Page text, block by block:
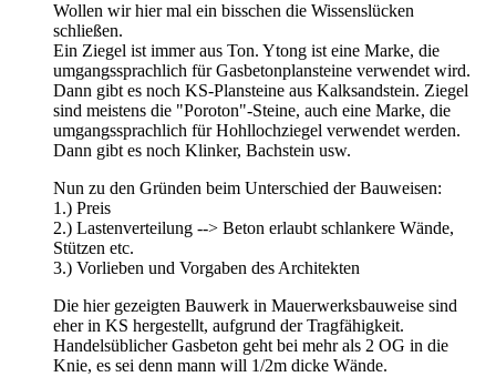
Wollen wir hier mal ein bisschen die Wissenslücken
schließen.
Ein Ziegel ist immer aus Ton. Ytong ist eine Marke, die
umgangssprachlich für Gasbetonplansteine verwendet wird.
Dann gibt es noch KS-Plansteine aus Kalksandstein. Ziegel
sind meistens die "Poroton"-Steine, auch eine Marke, die
umgangssprachlich für Hohllochziegel verwendet werden.
Dann gibt es noch Klinker, Bachstein usw.
Nun zu den Gründen beim Unterschied der Bauweisen:
1.) Preis
2.) Lastenverteilung --> Beton erlaubt schlankere Wände,
Stützen etc.
3.) Vorlieben und Vorgaben des Architekten
Die hier gezeigten Bauwerk in Mauerwerksbauweise sind
eher in KS hergestellt, aufgrund der Tragfähigkeit.
Handelsüblicher Gasbeton geht bei mehr als 2 OG in die
Knie, es sei denn mann will 1/2m dicke Wände.